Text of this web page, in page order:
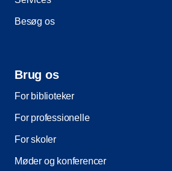
Besøg os
Brug os
For biblioteker
For professionelle
For skoler
Møder og konferencer